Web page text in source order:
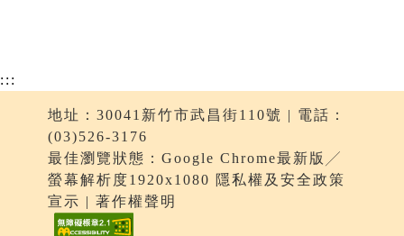
:::
地址：30041新竹市武昌街110號 | 電話：
(03)526-3176
最佳瀏覽狀態：Google Chrome最新版╱
螢幕解析度1920x1080 隱私權及安全政策
宣示 | 著作權聲明